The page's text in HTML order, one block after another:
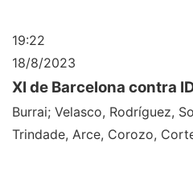
19:22
18/8/2023
XI de Barcelona contra
Burrai; Velasco, Rodríguez,
Trindade, Arce, Corozo,